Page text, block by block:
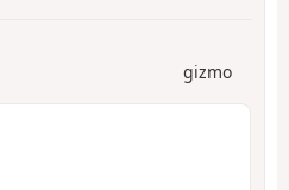
gizmo